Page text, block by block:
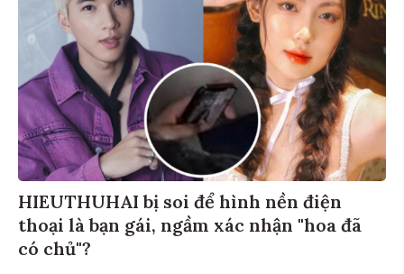
HIEUTHUHAI bị soi để hình nền điện
thoại là bạn gái, ngầm xác nhận "hoa đã
có chủ"?